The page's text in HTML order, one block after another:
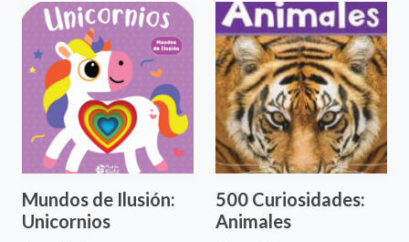
Mundos de Ilusión:
Unicornios
500 Curiosidades:
Animales